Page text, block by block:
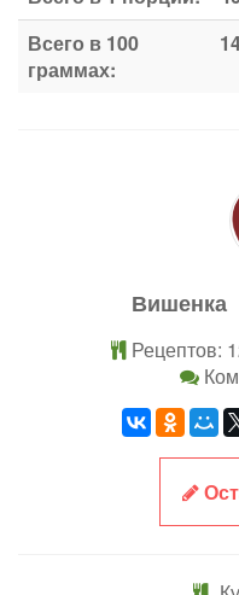
Всего в 100
граммах:
Вишенка
Рецептов: